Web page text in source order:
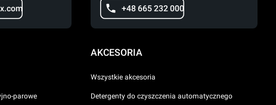
+48 665 232 000
parowe
AKCESORIA
Wszystkie akcesoria
Detergenty do czyszczenia automatycznego